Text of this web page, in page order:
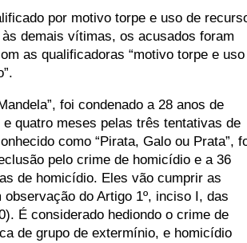
por motivo torpe e uso de
demais vítimas, os acusados foram
as qualificadoras “motivo torpe e uso
foi condenado a 28 anos de
quatro meses pelas três tentativas de
como “Pirata, Galo ou Prata”,
pelo crime de homicídio e a 36
de homicídio. Eles vão cumprir as
do Artigo 1º, inciso I, das
É considerado hediondo o crime de
de grupo de extermínio, e homicídio